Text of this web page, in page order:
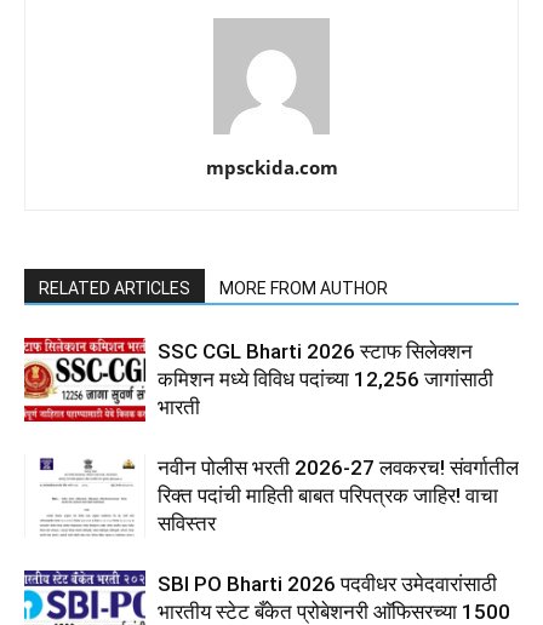
mpsckida.com
RELATED ARTICLES MORE FROM AUTHOR
SSC CGL Bharti 2026 स्टाफ सिलेक्शन
कमिशन मध्ये विविध पदांच्या 12,256 जागांसाठी
भारती
नवीन पोलीस भरती 2026-27 लवकरच! संवर्गातील
रिक्त पदांची माहिती बाबत परिपत्रक जाहिर! वाचा
सविस्तर
SBI PO Bharti 2026 पदवीधर उमेदवारांसाठी
भारतीय स्टेट बँकेत प्रोबेशनरी आ‍ॅफिसरच्या 1500